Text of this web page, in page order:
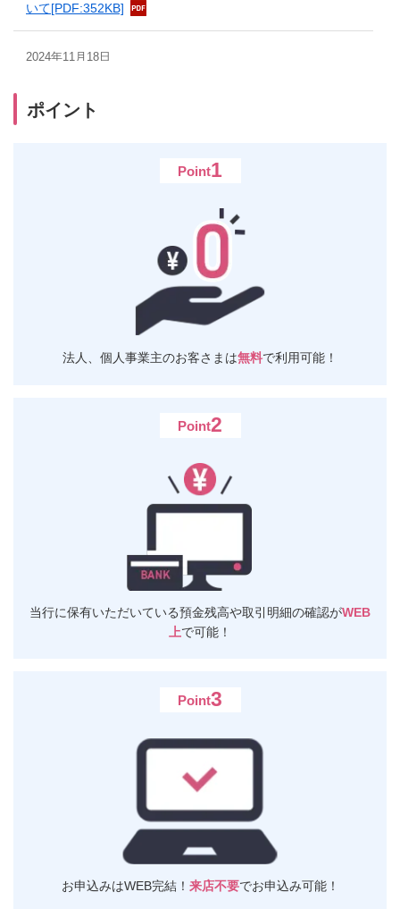
いて[PDF:352KB]
2024年11月18日
でんさいネットサービス利用機能の追加について
電子帳票様式登録のご案内（自由金利型定期預金利息計算
[PDF:88.6KB]
ちば興銀ビジネスポータルのリニューアルについて
「他行口座連携サービス」の導入[PDF:317KB]
Mikatano ワークス（マネーフォワード）の取扱い開始
[PDF:1,423KB]
ポイント
Point1
法人、個人事業主のお客さまは無料で利用可能！
Point2
当行に保有いただいている預金残高や取引明細の確認がWEB
上で可能！
Point3
お申込みはWEB完結！ 来店不要でお申込み可能！